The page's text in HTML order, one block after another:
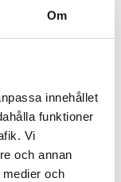
Om
innehållet
funktioner
Vi
och annan
och
mätning och
LÄS MER